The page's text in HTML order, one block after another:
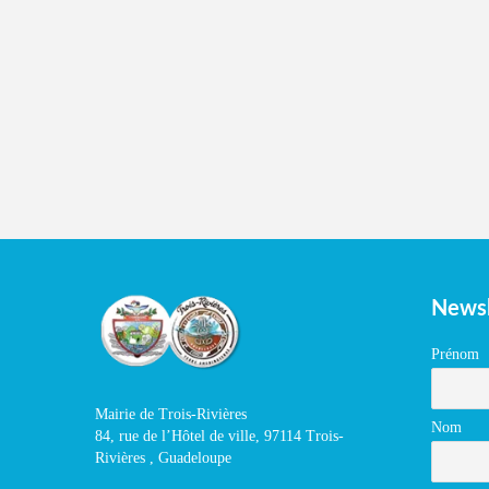
Mairie de Trois-Rivières
84, rue de l’Hôtel de ville, 97114 Trois-
Rivières , Guadeloupe
Prénom
Nom